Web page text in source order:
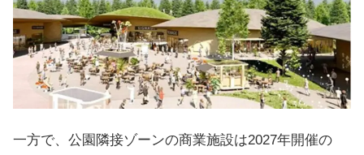
一方で、公園隣接ゾーンの商業施設は2027年開催の